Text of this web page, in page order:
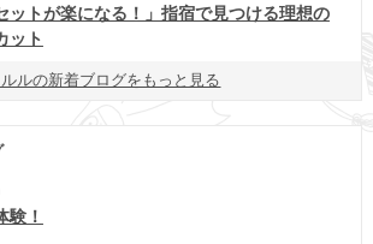
ットが楽になる！」指宿で見つける理想の
ット
ルの新着ブログをもっと見る
験！